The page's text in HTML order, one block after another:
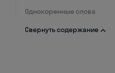
Однокоренные слова
Свернуть содержание